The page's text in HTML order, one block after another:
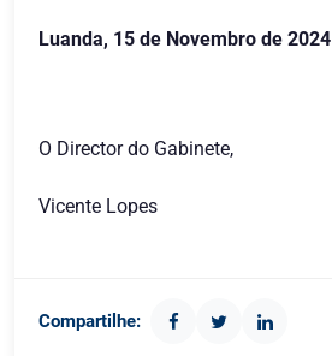
Luanda, 15 de Novembro de 2024
O Director do Gabinete,
Vicente Lopes
Compartilhe: